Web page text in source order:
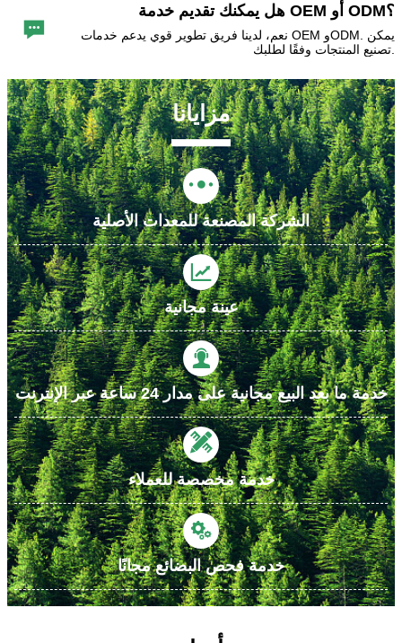

هل يمكنك تقديم خدمة OEM أو ODM؟
نعم، لدينا فريق تطوير قوي يدعم خدمات OEM وODM. يمكن
تصنيع المنتجات وفقًا لطلبك.
مزايانا

الشركة المصنعة للمعدات الأصلية

عينة مجانية

خدمة ما بعد البيع مجانية على مدار 24 ساعة عبر الإنترنت

خدمة مخصصة للعملاء

خدمة فحص البضائع مجانًا